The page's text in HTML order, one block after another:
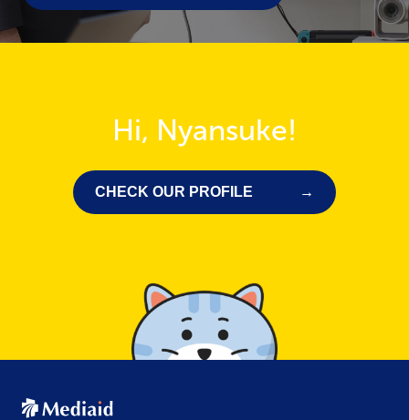
Hi, Nyansuke!
CHECK OUR PROFILE